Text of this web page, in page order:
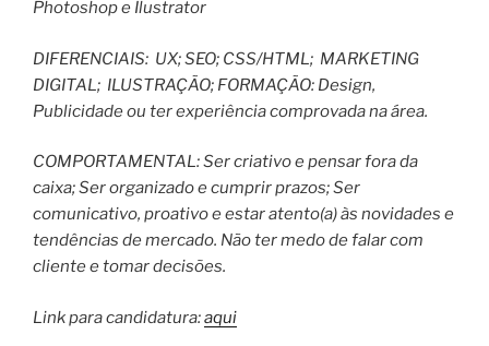
Photoshop e Ilustrator
DIFERENCIAIS: UX; SEO; CSS/HTML; MARKETING
DIGITAL; ILUSTRAÇÃO; FORMAÇÃO: Design,
Publicidade ou ter experiência comprovada na área.
COMPORTAMENTAL: Ser criativo e pensar fora da
caixa; Ser organizado e cumprir prazos; Ser
comunicativo, proativo e estar atento(a) às novidades e
tendências de mercado. Não ter medo de falar com
cliente e tomar decisões.
Link para candidatura:aqui